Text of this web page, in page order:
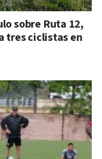
sobre Ruta 12,
tres ciclistas en